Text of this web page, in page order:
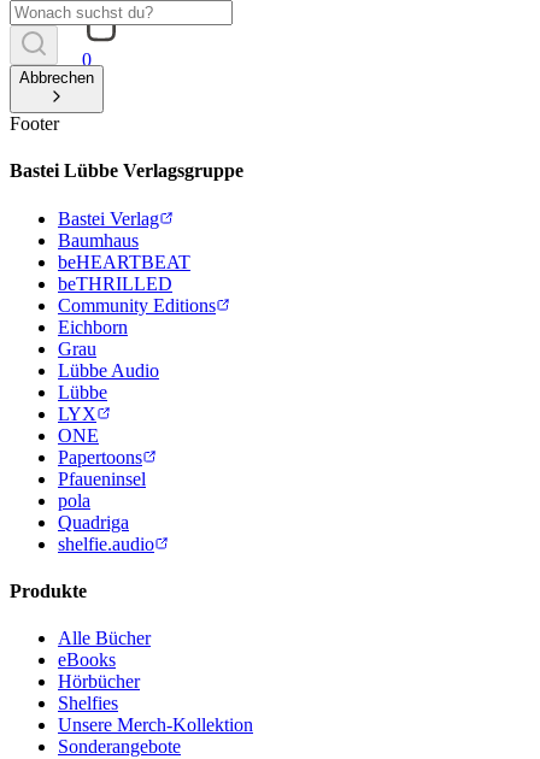
0
Abbrechen
Footer
Bastei Lübbe Verlagsgruppe
Bastei Verlag
Baumhaus
beHEARTBEAT
beTHRILLED
Community Editions
Eichborn
Grau
Lübbe Audio
Lübbe
LYX
ONE
Papertoons
Pfaueninsel
pola
Quadriga
shelfie.audio
Produkte
Alle Bücher
eBooks
Hörbücher
Shelfies
Unsere Merch-Kollektion
Sonderangebote